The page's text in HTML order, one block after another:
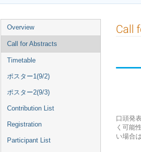
Event
menu
Overview
Call for Abstracts
Timetable
ポスター1(9/2)
ポスター2(9/3)
Contribution List
Registration
Participant List
Call
口頭発
く可能
い場合